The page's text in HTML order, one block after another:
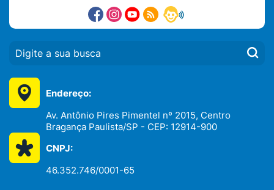
Endereço:
Av. Antônio Pires Pimentel nº 2015, Centro
Bragança Paulista/SP - CEP: 12914-900
CNPJ:
46.352.746/0001-65